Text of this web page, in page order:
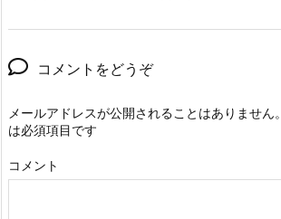
コメントをどうぞ
メールアドレスが公開されることはありません。
は必須項目です
コメント